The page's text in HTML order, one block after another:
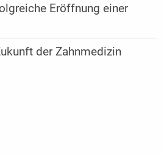
Eröffnung einer
der Zahnmedizin